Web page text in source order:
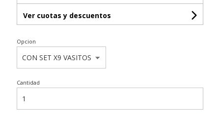
Ver cuotas y descuentos
Opcion
Cantidad